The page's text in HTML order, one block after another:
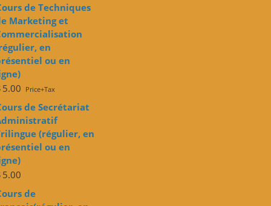
initial
était :
$7.14.
actuel
est :
$5.00.
de Techniques
Marketing et
en
ou en
5.00 Price+Tax
de Secrétariat
(régulier, en
ou en
5.00
de